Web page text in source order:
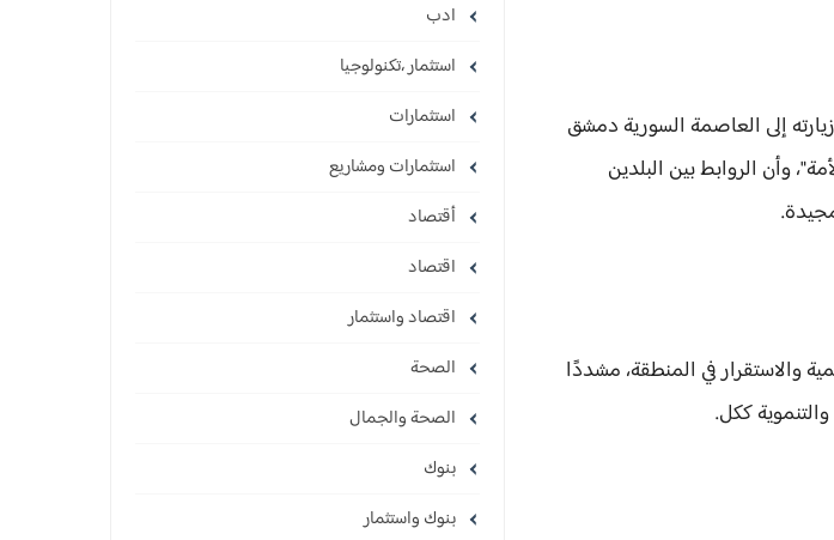
إلى العاصمة السورية دمشق
وأن الروابط بين البلدين
والاستقرار في المنطقة، مشددًا
ككل.
ادب
استثمار ،تكنولوجيا
استثمارات
استثمارات ومشاريع
أقتصاد
اقتصاد
اقتصاد واستثمار
الصحة
الصحة والجمال
بنوك
بنوك واستثمار